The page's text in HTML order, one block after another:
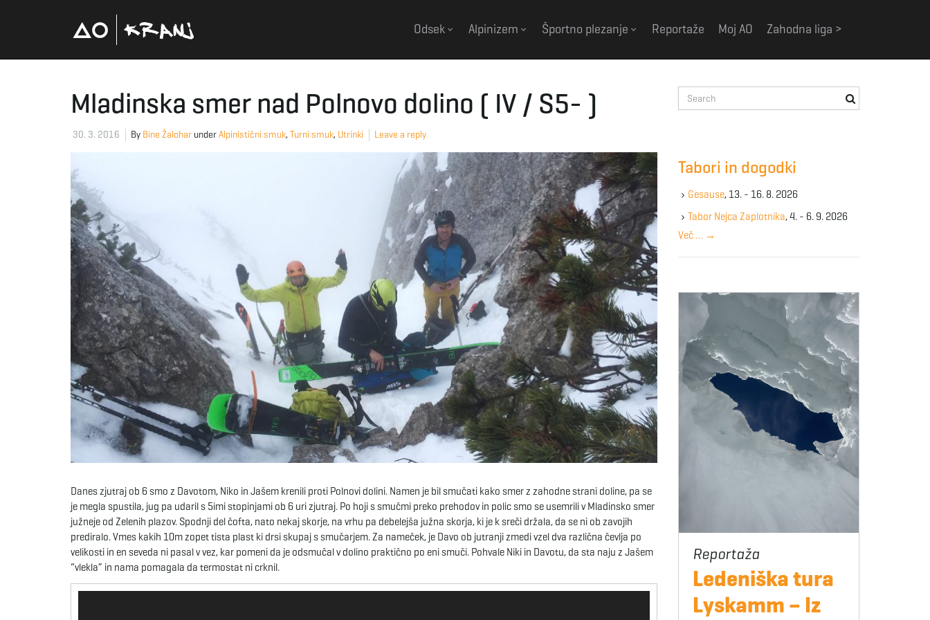
Odsek Alpinizem Športno plezanje Reportaže Moj AO Zahodna liga >
Mladinska smer nad Polnovo dolino ( IV / S5- )
30. 3. 2016 By Bine Žalohar underAlpinistični smuk, Turni smuk, Utrinki Leave a reply
Danes zjutraj ob 6 smo z Davotom, Niko in Jašem krenili proti Polnovi dolini. Namen je bil smučati kako smer z zahodne strani doline, pa se
je megla spustila, jug pa udaril s 5imi stopinjami ob 6 uri zjutraj. Po hoji s smučmi preko prehodov in polic smo se usemrili v Mladinsko smer
južneje od Zelenih plazov. Spodnji del čofta, nato nekaj skorje, na vrhu pa debelejša južna skorja, ki je k sreči držala, da se ni ob zavojih
prediralo. Vmes kakih 10m zopet tista plast ki drsi skupaj s smučarjem. Za nameček, je Davo ob jutranji zmedi vzel dva različna čevlja po
velikosti in en seveda ni pasal v vez, kar pomeni da je odsmučal v dolino praktično po eni smuči. Pohvale Niki in Davotu, da sta naju z Jašem
“vlekla” in nama pomagala da termostat ni crknil.
e
e
y
w
r
Tabori in dogodki
Gesause, 13. - 16. 8. 2026
Tabor Nejca Zaplotnika, 4. - 6. 9. 2026
Več … →
Ledeniška tura
Lyskamm – Iz